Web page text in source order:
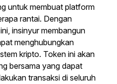
untuk membuat platform
rantai. Dengan
insinyur membangun
menghubungkan
kripto. Token ini akan
bersama yang dapat
transaksi di seluruh